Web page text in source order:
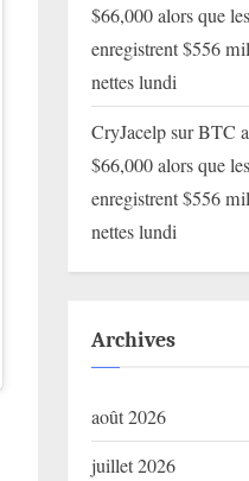
$66,000 alors que
enregistrent $556
nettes lundi
CryJacelpsurBTC
$66,000 alors que
enregistrent $556
nettes lundi
Archives
août 2026
juillet 2026